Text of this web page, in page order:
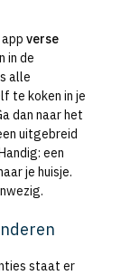
verse
in de
alle
te koken in je
dan naar het
uitgebreid
een
je huisje.
staat er